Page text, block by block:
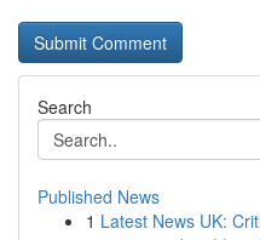
Search
Published News
1 Latest News UK: